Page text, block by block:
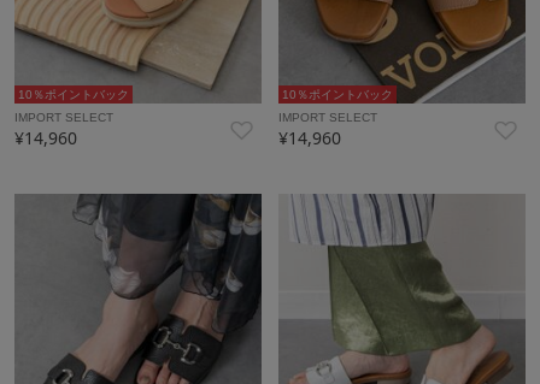
10％ポイントバック
IMPORT SELECT
¥14,960
10％ポイントバック
IMPORT SELECT
¥14,960